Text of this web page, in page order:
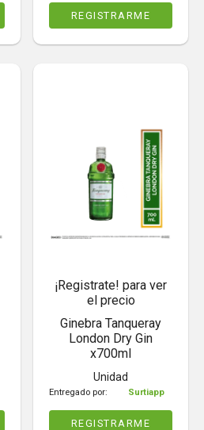
REGISTRARME
¡Registrate! para ver
el precio
Ginebra Tanqueray
London Dry Gin
x700ml
Unidad
Entregado por: Surtiapp
REGISTRARME